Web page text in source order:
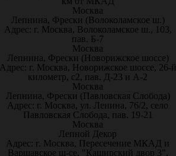
Москва
Лепнина, Фрески (Волоколамское ш.)
Адрес: г. Москва, Волоколамское ш., 103,
пав. Б-7
Москва
Лепнина, Фрески (Новорижское шоссе)
г. Москва, Новорижское шоссе, 26-й
километр, с2, пав. Д-23 и А-2
Москва
Лепнина, Фрески (Павловская Слобода)
Адрес: г. Москва, ул. Ленина, 76/2, село
Павловская Слобода, пав. 19-21
Москва
Лепной Декор
Адрес: г. Москва, Пересечение МКАД и
Варшавское ш-се, "Каширский двор 3",